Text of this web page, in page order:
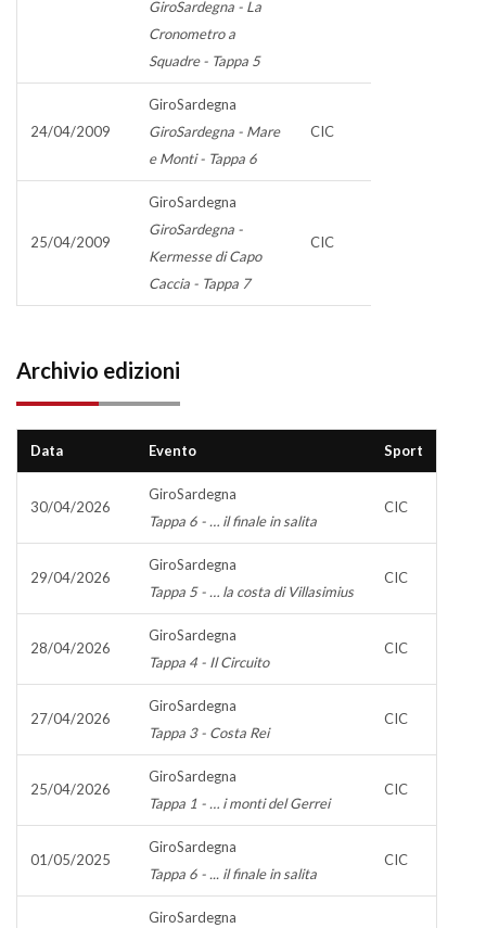
GiroSardegna - La
Cronometro a
Squadre - Tappa 5
24/04/2009
GiroSardegna
GiroSardegna - Mare
e Monti - Tappa 6
CIC
25/04/2009
GiroSardegna
GiroSardegna -
Kermesse di Capo
Caccia - Tappa 7
CIC
Archivio edizioni
Data Evento Sport
30/04/2026
GiroSardegna
Tappa 6 - … il finale in salita
CIC
29/04/2026
GiroSardegna
Tappa 5 - … la costa di Villasimius
CIC
28/04/2026
GiroSardegna
Tappa 4 - Il Circuito
CIC
27/04/2026
GiroSardegna
Tappa 3 - Costa Rei
CIC
25/04/2026
GiroSardegna
Tappa 1 - … i monti del Gerrei
CIC
01/05/2025
GiroSardegna
Tappa 6 - ... il finale in salita
CIC
GiroSardegna